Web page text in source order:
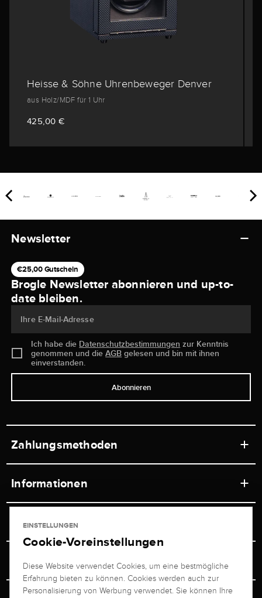
Heisse & Söhne Uhrenbeweger Denver
aus Holz/MDF für 1 Uhr
425,00 €
Newsletter
€25,00 Gutschein
Brogle Newsletter abonnieren und up-to-
date bleiben.
Ihre E-Mail-Adresse
Ich habe die Datenschutzbestimmungen zur Kenntnis
genommen und dieAGB gelesen und bin mit ihnen
einverstanden.
Abonnieren
Zahlungsmethoden
Informationen
Ladengeschäft
Versand & Zahlung
Ratgeber
Service
Newsletterabmeldung
Juwelier Brogle
Über uns
EINSTELLUNGEN
Cookie-Voreinstellungen
Diese Website verwendet Cookies, um eine bestmögliche
Erfahrung bieten zu können. Cookies werden auch zur
Personalisierung von Werbung verwendet. Sie können Ihre